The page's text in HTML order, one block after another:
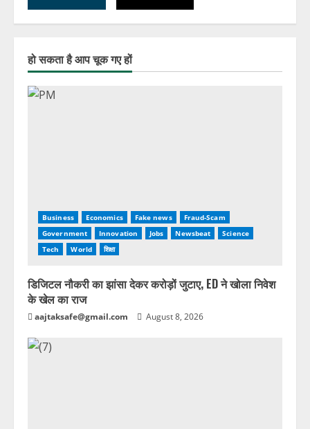
हो सकता है आप चूक गए हों
Business Economics Fake news
Fraud-Scam
Government
Innovation Jobs Newsbeat
Science
Tech
World शिक्षा
डिजिटल नौकरी का झांसा देकर करोड़ों जुटाए, ED ने खोला निवेश
के खेल का राज
aajtaksafe@gmail.com August 8, 2026